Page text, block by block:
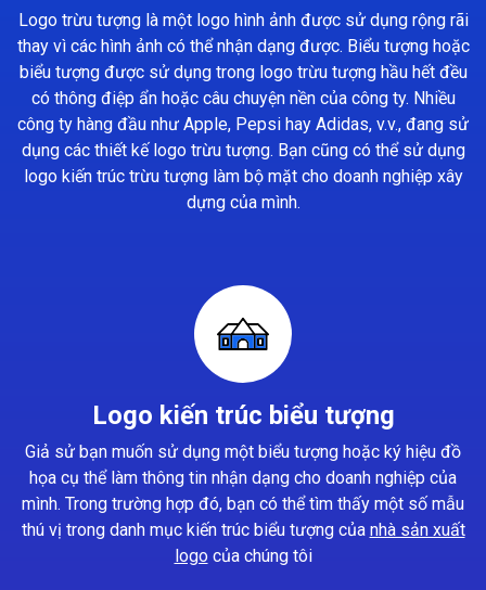
Logo trừu tượng là một logo hình ảnh được sử dụng rộng rãi
thay vì các hình ảnh có thể nhận dạng được. Biểu tượng hoặc
biểu tượng được sử dụng trong logo trừu tượng hầu hết đều
có thông điệp ẩn hoặc câu chuyện nền của công ty. Nhiều
công ty hàng đầu như Apple, Pepsi hay Adidas, v.v., đang sử
dụng các thiết kế logo trừu tượng. Bạn cũng có thể sử dụng
logo kiến trúc trừu tượng làm bộ mặt cho doanh nghiệp xây
dựng của mình.
Logo kiến trúc biểu tượng
Giả sử bạn muốn sử dụng một biểu tượng hoặc ký hiệu đồ
họa cụ thể làm thông tin nhận dạng cho doanh nghiệp của
mình. Trong trường hợp đó, bạn có thể tìm thấy một số mẫu
thú vị trong danh mục kiến trúc biểu tượng của nhà sản xuất
logo của chúng tôi